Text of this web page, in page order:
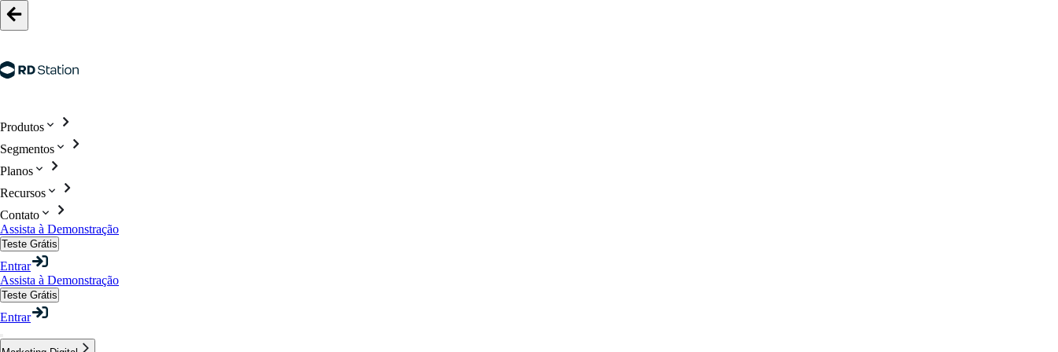
Produtos
Segmentos
Planos
Recursos
Contato
Assista à Demonstração
Teste Grátis
Entrar
Assista à Demonstração
Teste Grátis
Entrar